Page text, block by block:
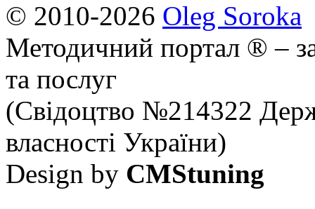
© 2010-2026 Oleg Soroka
Методичний портал ® –
та послуг
(Свідоцтво №214322
власності України)
Design by CMStuning